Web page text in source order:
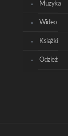
Muzyka
Wideo
Książki
Odzież